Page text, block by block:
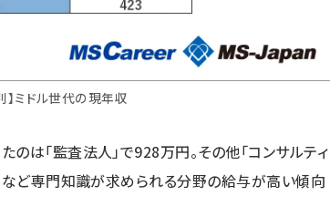
】ミドル世代の現年収
は「監査法人」で928万円。その他「コンサルティ
など専門知識が求められる分野の給与が高い傾向